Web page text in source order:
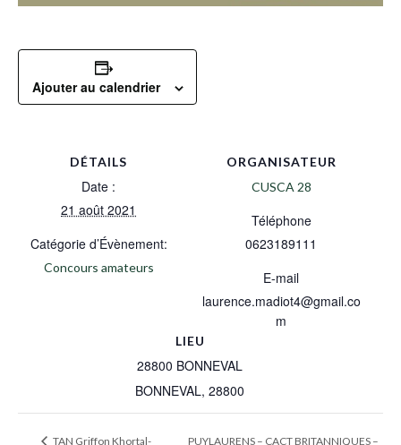
Ajouter au calendrier
DÉTAILS
Date :
21 août 2021
Catégorie d’Évènement:
Concours amateurs
LIEU
28800 BONNEVAL
BONNEVAL, 28800
ORGANISATEUR
CUSCA 28
Téléphone
0623189111
E-mail
laurence.madiot4@gmail.co
m
TAN Griffon Khortal-
PUYLAURENS – CACT BRITANNIQUES –